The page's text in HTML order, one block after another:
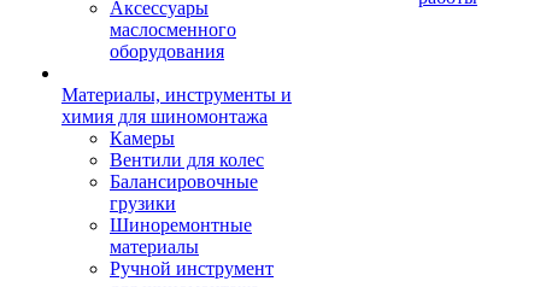
Аксессуары
маслосменного
оборудования
Материалы, инструменты и
химия для шиномонтажа
Камеры
Вентили для колес
Балансировочные
грузики
Шиноремонтные
материалы
Ручной инструмент